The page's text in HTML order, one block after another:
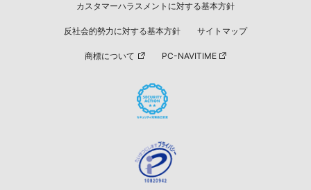
カスタマーハラスメントに対する基本方針
反社会的勢力に対する基本方針 サイトマップ
商標について PC-NAVITIME